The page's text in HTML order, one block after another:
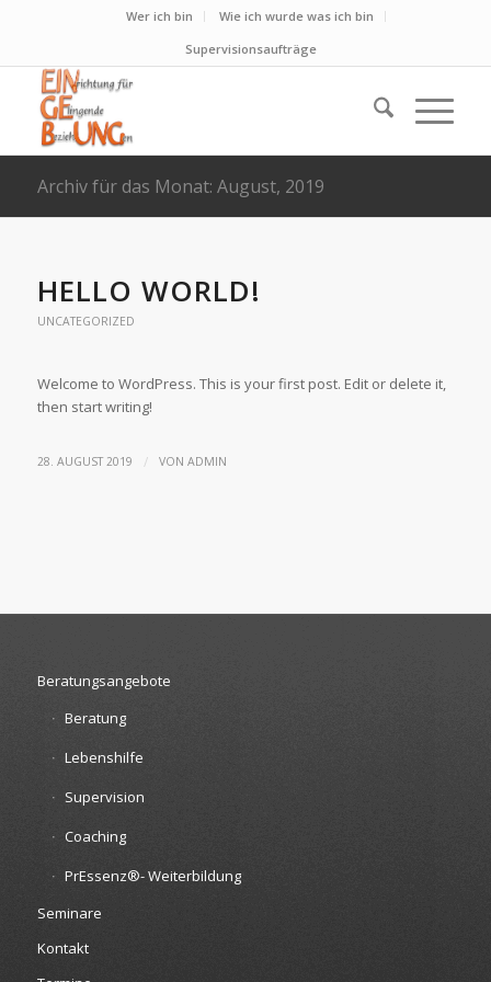
Wer ich bin
Wie ich wurde was ich bin
Supervisionsaufträge
Archiv für das Monat: August, 2019
HELLO WORLD!
UNCATEGORIZED
Welcome to WordPress. This is your first post. Edit or delete it,
then start writing!
28. AUGUST 2019 / VON ADMIN
Beratungsangebote
Beratung
Lebenshilfe
Supervision
Coaching
PrEssenz®- Weiterbildung
Seminare
Kontakt